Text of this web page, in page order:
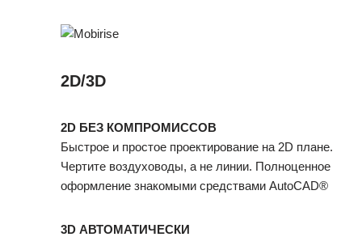
2D/3D
2D БЕЗ КОМПРОМИССОВ
Быстрое и простое проектирование на 2D плане.
Чертите воздуховоды, а не линии. Полноценное
оформление знакомыми средствами AutoCAD®
3D АВТОМАТИЧЕСКИ